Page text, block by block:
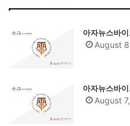
아자뉴스바
August
아자뉴스바
August